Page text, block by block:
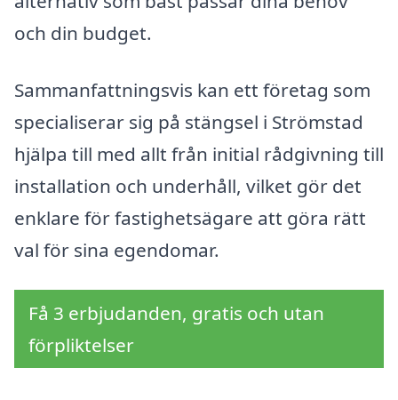
och din budget.
Sammanfattningsvis kan ett företag som
specialiserar sig på stängsel i Strömstad
hjälpa till med allt från initial rådgivning till
installation och underhåll, vilket gör det
enklare för fastighetsägare att göra rätt
val för sina egendomar.
Få 3 erbjudanden, gratis och utan
förpliktelser